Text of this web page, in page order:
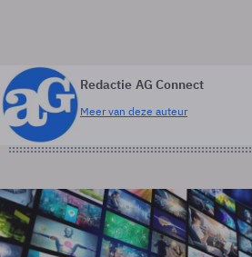
Redactie AG Connect
Meer van deze auteur